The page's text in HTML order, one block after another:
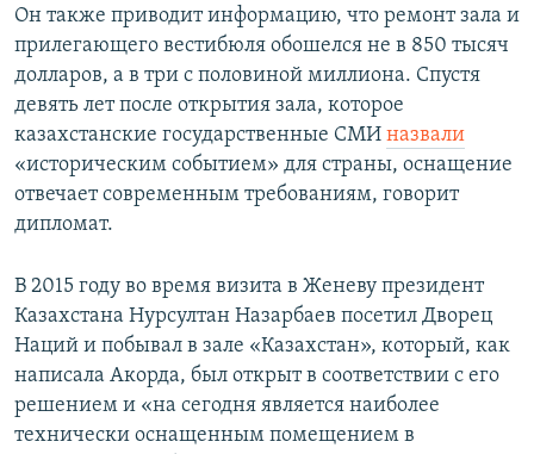
Он также приводит информацию, что ремонт зала и
прилегающего вестибюля обошелся не в 850 тысяч
долларов, а в три с половиной миллиона. Спустя
девять лет после открытия зала, которое
казахстанские государственные СМИ назвали
«историческим событием» для страны, оснащение
отвечает современным требованиям, говорит
дипломат.
В 2015 году во время визита в Женеву президент
Казахстана Нурсултан Назарбаев посетил Дворец
Наций и побывал в зале «Казахстан», который, как
написала Акорда, был открыт в соответствии с его
решением и «на сегодня является наиболее
технически оснащенным помещением в